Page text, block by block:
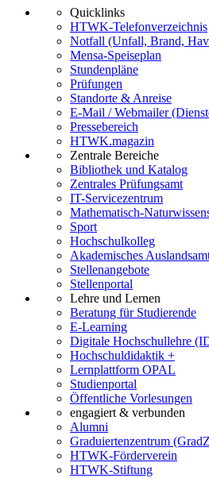
Quicklinks
HTWK-Telefonverzeichnis
Notfall (Unfall, Brand,
Mensa-Speiseplan
Stundenpläne
Prüfungen
Standorte & Anreise
E-Mail / Webmailer
Pressebereich
HTWK.magazin
Zentrale Bereiche
Bibliothek und Katalog
Zentrales Prüfungsamt
IT-Servicezentrum
Mathematisch-
Sport
Hochschulkolleg
Akademisches
Stellenangebote
Stellenportal
Lehre und Lernen
Beratung für Studierende
E-Learning
Digitale Hochschullehre
Hochschuldidaktik +
Lernplattform OPAL
Studienportal
Öffentliche Vorlesungen
engagiert & verbunden
Alumni
Graduiertenzentrum
HTWK-Förderverein
HTWK-Stiftung